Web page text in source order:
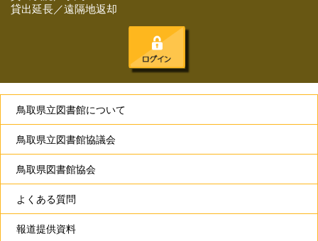
貸出延長／遠隔地返却
鳥取県立図書館について
鳥取県立図書館協議会
鳥取県図書館協会
よくある質問
報道提供資料